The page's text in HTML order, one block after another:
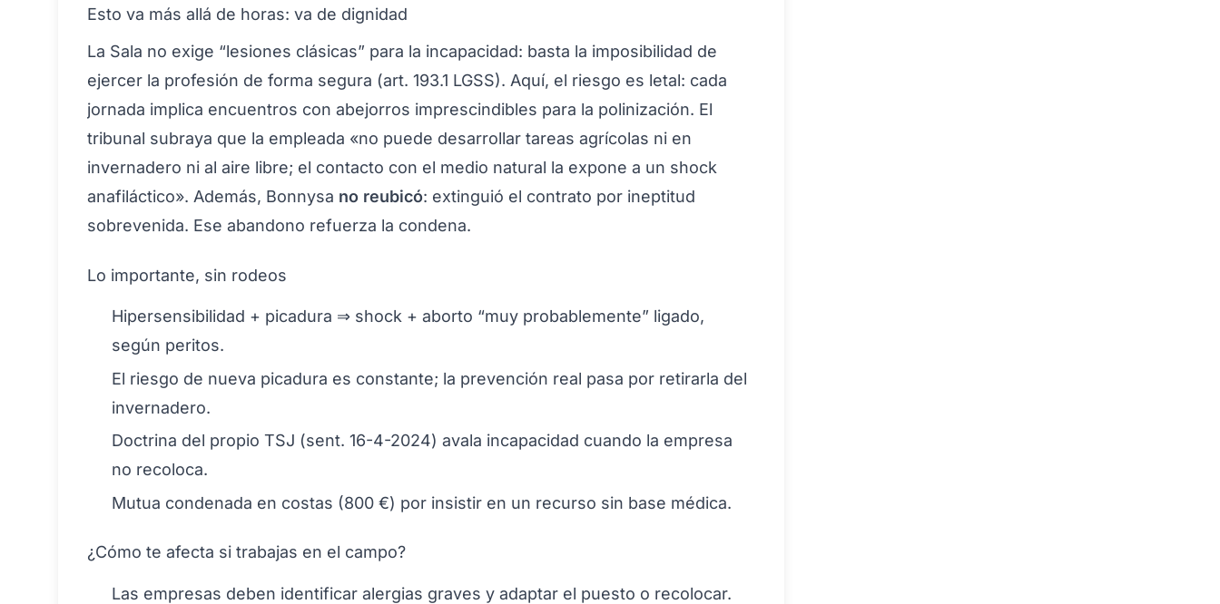
Esto va más allá de horas: va de dignidad
La Sala no exige “lesiones clásicas” para la incapacidad: basta la imposibilidad de
ejercer la profesión de forma segura (art. 193.1 LGSS). Aquí, el riesgo es letal: cada
jornada implica encuentros con abejorros imprescindibles para la polinización. El
tribunal subraya que la empleada «no puede desarrollar tareas agrícolas ni en
invernadero ni al aire libre; el contacto con el medio natural la expone a un shock
anafiláctico». Además, Bonnysa no reubicó: extinguió el contrato por ineptitud
sobrevenida. Ese abandono refuerza la condena.
Lo importante, sin rodeos
Hipersensibilidad + picadura ⇒ shock + aborto “muy probablemente” ligado,
según peritos.
El riesgo de nueva picadura es constante; la prevención real pasa por retirarla del
invernadero.
Doctrina del propio TSJ (sent. 16-4-2024) avala incapacidad cuando la empresa
no recoloca.
Mutua condenada en costas (800 €) por insistir en un recurso sin base médica.
¿Cómo te afecta si trabajas en el campo?
Las empresas deben identificar alergias graves y adaptar el puesto o recolocar.